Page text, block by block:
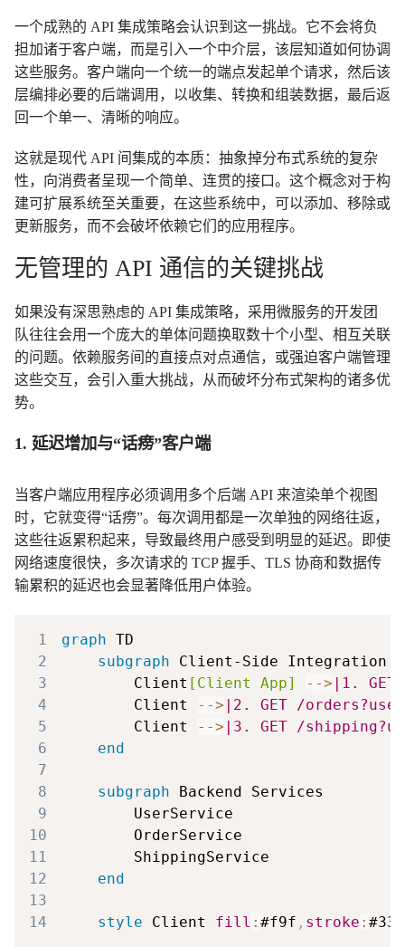
一个成熟的 API 集成策略会认识到这一挑战。它不会将负
担加诸于客户端，而是引入一个中介层，该层知道如何协调
这些服务。客户端向一个统一的端点发起单个请求，然后该
层编排必要的后端调用，以收集、转换和组装数据，最后返
回一个单一、清晰的响应。
这就是现代 API 间集成的本质：抽象掉分布式系统的复杂
性，向消费者呈现一个简单、连贯的接口。这个概念对于构
建可扩展系统至关重要，在这些系统中，可以添加、移除或
更新服务，而不会破坏依赖它们的应用程序。
无管理的 API 通信的关键挑战
如果没有深思熟虑的 API 集成策略，采用微服务的开发团
队往往会用一个庞大的单体问题换取数十个小型、相互关联
的问题。依赖服务间的直接点对点通信，或强迫客户端管理
这些交互，会引入重大挑战，从而破坏分布式架构的诸多优
势。
1. 延迟增加与“话痨”客户端
当客户端应用程序必须调用多个后端 API 来渲染单个视图
时，它就变得“话痨”。每次调用都是一次单独的网络往返，
这些往返累积起来，导致最终用户感受到明显的延迟。即使
网络速度很快，多次请求的 TCP 握手、TLS 协商和数据传
输累积的延迟也会显著降低用户体验。
1 graph
2
subgraph
3
        Client
[Client App] --> |1.
4
        Client
--> |2. GET /
5
        Client
--> |3. GET /
6
end
7
8
subgraph
9
10
11
12
end
13
14
style Client fill : #f9f , stroke : #333